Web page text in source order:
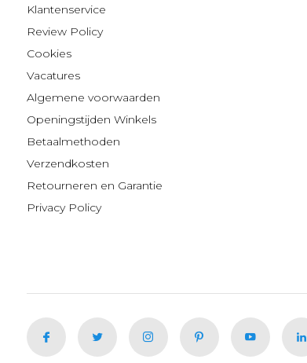
Klantenservice
Review Policy
Cookies
Vacatures
Algemene voorwaarden
Openingstijden Winkels
Betaalmethoden
Verzendkosten
Retourneren en Garantie
Privacy Policy